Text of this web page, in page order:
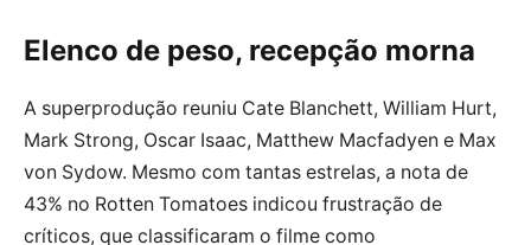
Elenco de peso, recepção morna
A superprodução reuniu Cate Blanchett, William Hurt,
Mark Strong, Oscar Isaac, Matthew Macfadyen e Max
von Sydow. Mesmo com tantas estrelas, a nota de
43% no Rotten Tomatoes indicou frustração de
críticos, que classificaram o filme como